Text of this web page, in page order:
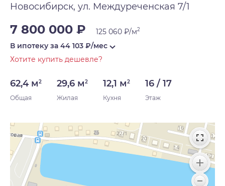
Новосибирск, ул. Междуреченская 7/1
7 800 000 ₽ 125 060 ₽/м2
В ипотеку за 44 103 ₽/мес
Хотите купить дешевле?
62,4 м2
Общая
29,6 м2
Жилая
12,1 м2
Кухня
16 / 17
Этаж